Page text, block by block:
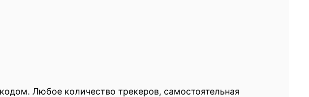
Любое количество трекеров, самостоятельная